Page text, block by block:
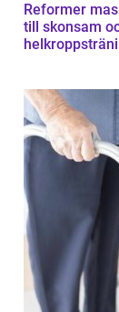
Reformer maskin
till skonsam